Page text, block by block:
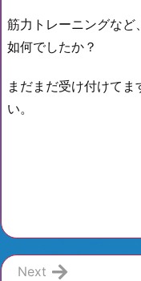
筋力トレーニングなど
如何でしたか？
まだまだ受け付けて
い。
Next